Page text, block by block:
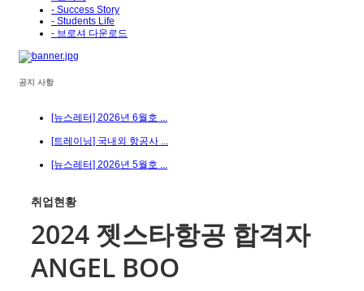
- Success Story
- Students Life
- 브로셔 다운로드
공지 사항
[뉴스레터] 2026년 6월호 ...
[트레이닝] 국내외 항공사 ...
[뉴스레터] 2026년 5월호 ...
취업현황
2024 젯스타항공 합격자
ANGEL BOO